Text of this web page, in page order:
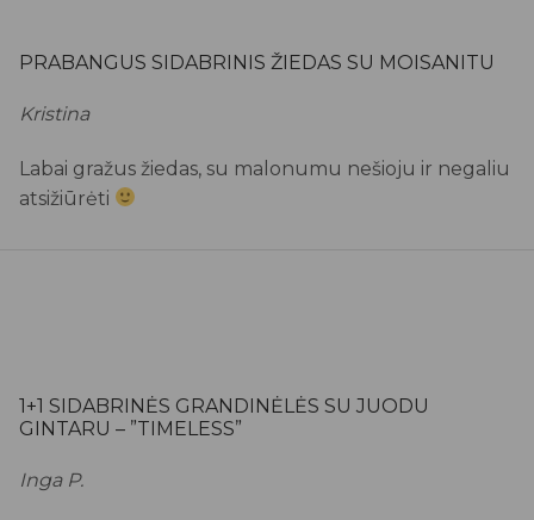
PRABANGUS SIDABRINIS ŽIEDAS SU MOISANITU
Kristina
Labai gražus žiedas, su malonumu nešioju ir negaliu
atsižiūrėti
1+1 SIDABRINĖS GRANDINĖLĖS SU JUODU
GINTARU – ”TIMELESS”
Inga P.